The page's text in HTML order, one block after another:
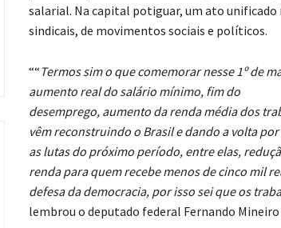
salarial. Na capital potiguar, um ato
sindicais, de movimentos sociais e políticos.
““ Termos sim o que comemorar nesse 1º de
aumento real do salário mínimo, fim do
desemprego, aumento da renda média dos
vêm reconstruindo o Brasil e dando a volta
as lutas do próximo período, entre elas,
renda para quem recebe menos de cinco mil
defesa da democracia, por isso sei que os
lembrou o deputado federal Fernando Mineiro